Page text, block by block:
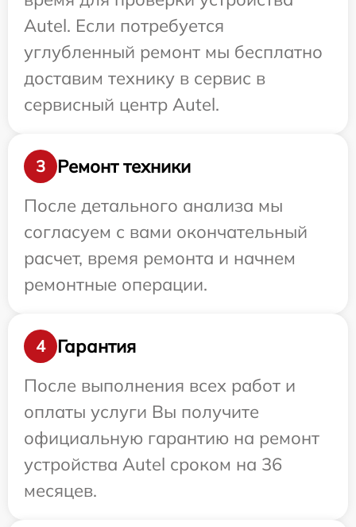
Autel. Если потребуется
углубленный ремонт мы бесплатно
доставим технику в сервис в
сервисный центр Autel.
3
Ремонт техники
После детального анализа мы
согласуем с вами окончательный
расчет, время ремонта и начнем
ремонтные операции.
4
Гарантия
После выполнения всех работ и
оплаты услуги Вы получите
официальную гарантию на ремонт
устройства Autel сроком на 36
месяцев.